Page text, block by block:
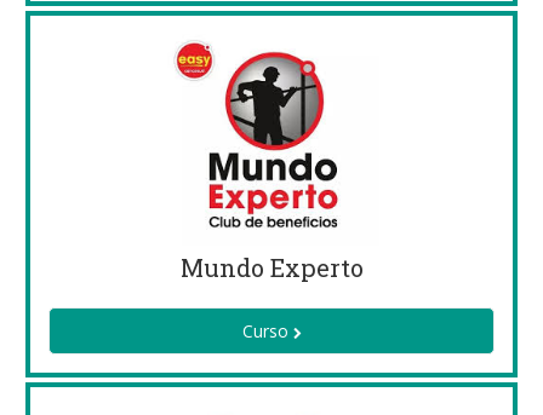
Mundo Experto
Curso